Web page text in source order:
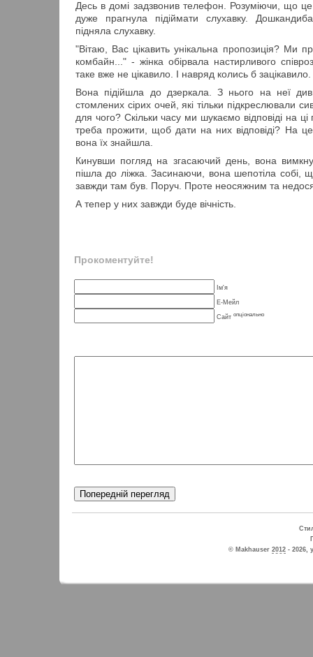
Десь в домі задзвонив телефон. Розуміючи, що це
дуже прагнула підіймати слухавку.
підняла слухавку.
"Вітаю, Вас цікавить унікальна пропозиція? Ми
комбайн..." - жінка обірвала настирливого
таке вже не цікавило. І навряд колись б зацікавило.
Вона підійшла до дзеркала. З нього на неї
стомлених сірих очей, які тільки підкреслювали
для чого? Скільки часу ми шукаємо відповіді на ці
треба прожити, щоб дати на них відповіді? На
вона їх знайшла.
Кинувши погляд на згасаючий день, вона
пішла до ліжка. Засинаючи, вона шепотіла собі,
завжди там був. Поруч. Проте неосяжним та
А тепер у них завжди буде вічність.
Прокоментуйте!
Ім'я
Е-Мейл
Сайт опціонально
© Makhauser 2012- 2026,